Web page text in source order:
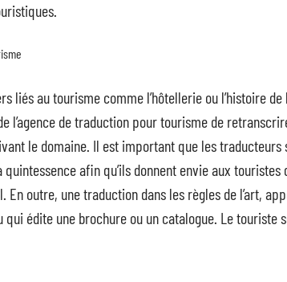
liés au tourisme comme l’hôtellerie ou l’histoire de
l’agence de traduction pour tourisme de
le domaine. Il est important que les traducteurs
afin qu’ils donnent envie aux touristes
outre, une traduction dans les règles de l’art,
édite une brochure ou un catalogue. Le touriste